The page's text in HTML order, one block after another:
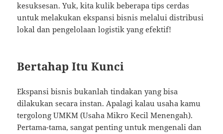
kesuksesan. Yuk, kita kulik beberapa tips cerdas
untuk melakukan ekspansi bisnis melalui distribusi
lokal dan pengelolaan logistik yang efektif!
Bertahap Itu Kunci
Ekspansi bisnis bukanlah tindakan yang bisa
dilakukan secara instan. Apalagi kalau usaha kamu
tergolong UMKM (Usaha Mikro Kecil Menengah).
Pertama-tama, sangat penting untuk mengenali dan